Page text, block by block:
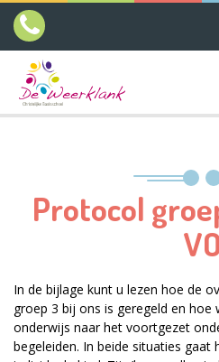
Protocol
VO
In de bijlage kunt u lezen hoe de
groep 3 bij ons is geregeld en
onderwijs naar het voortgezet
begeleiden. In beide situaties